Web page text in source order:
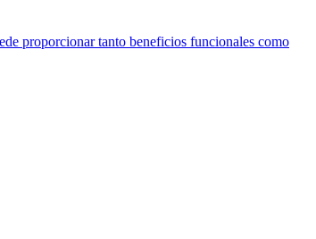
proporcionar tanto beneficios funcionales como